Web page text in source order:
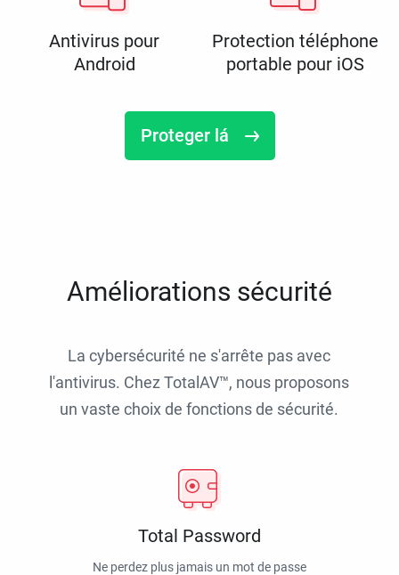
Antivirus pour
Android
Protection téléphone
portable pour iOS
Proteger lá
Améliorations sécurité
La cybersécurité ne s'arrête pas avec
l'antivirus. Chez TotalAV™, nous proposons
un vaste choix de fonctions de sécurité.
Total Password
Ne perdez plus jamais un mot de passe